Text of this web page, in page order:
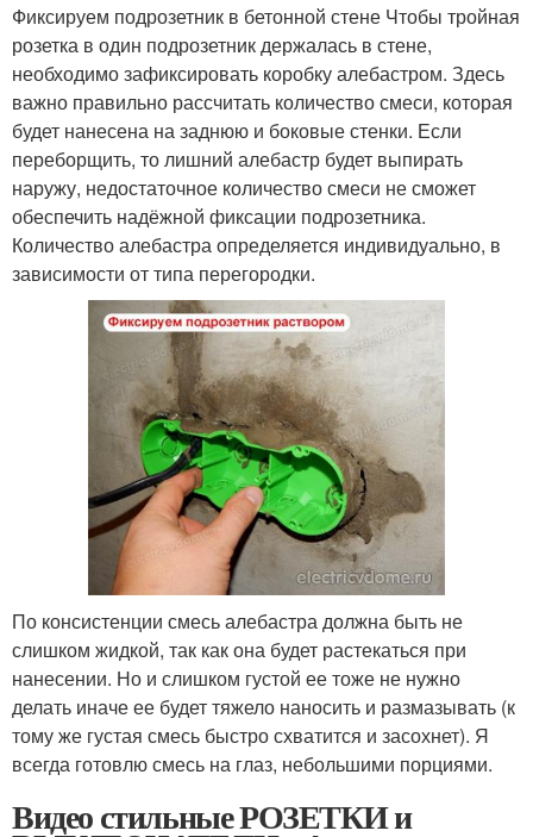
Фиксируем подрозетник в бетонной стене Чтобы тройная
розетка в один подрозетник держалась в стене,
необходимо зафиксировать коробку алебастром. Здесь
важно правильно рассчитать количество смеси, которая
будет нанесена на заднюю и боковые стенки. Если
переборщить, то лишний алебастр будет выпирать
наружу, недостаточное количество смеси не сможет
обеспечить надёжной фиксации подрозетника.
Количество алебастра определяется индивидуально, в
зависимости от типа перегородки.
По консистенции смесь алебастра должна быть не
слишком жидкой, так как она будет растекаться при
нанесении. Но и слишком густой ее тоже не нужно
делать иначе ее будет тяжело наносить и размазывать (к
тому же густая смесь быстро схватится и засохнет). Я
всегда готовлю смесь на глаз, небольшими порциями.
Видео стильные РОЗЕТКИ и